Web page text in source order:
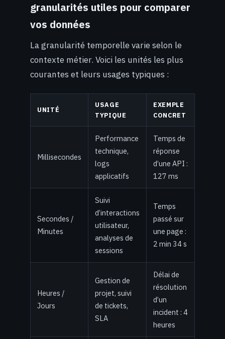
granularités utiles pour comparer
vos données
La granularité temporelle varie selon le
contexte métier. Voici les unités les plus
courantes et leurs usages typiques :
UNITÉ
USAGE
TYPIQUE
EXEMPLE
CONCRET
Millisecondes
Performance
technique,
logs
applicatifs
Temps de
réponse
d’une API :
127 ms
Secondes /
Minutes
Suivi
d’interactions
utilisateur,
analyses de
sessions
Temps
passé sur
une page :
2 min 34 s
Heures /
Jours
Gestion de
projet, suivi
de tickets,
SLA
Délai de
résolution
d’un
incident : 4
heures